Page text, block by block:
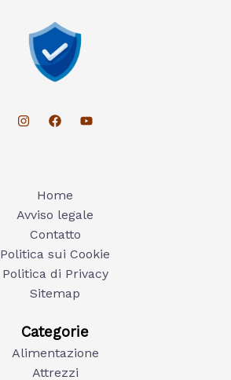
Home
Avviso legale
Contatto
Politica sui Cookie
Politica di Privacy
Sitemap
Categorie
Alimentazione
Attrezzi